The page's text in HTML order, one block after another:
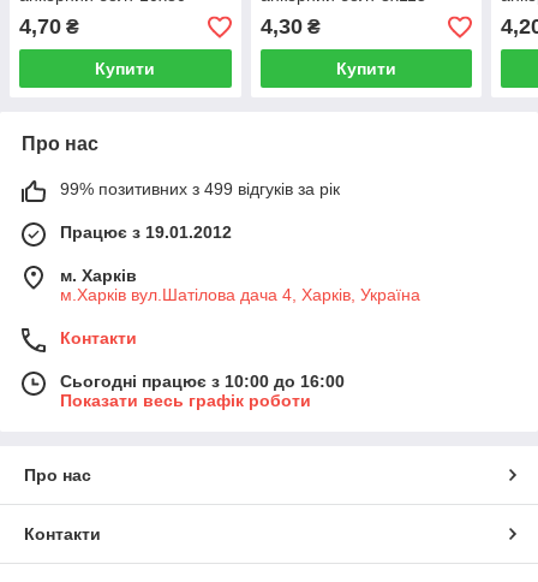
4,70 ₴
Купити
4,30₴
Купити
Про нас
99% позитивних з 499 відгуків за рік
Працює з 19.01.2012
м. Харків
м.Харків вул.Шатілова дача 4, Харків, Україна
Контакти
Сьогодні працює з 10:00 до 16:00
Показати весь графік роботи
Про нас
Контакти